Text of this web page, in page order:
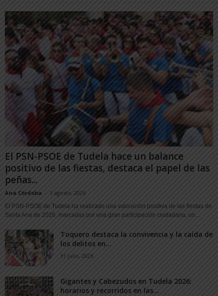
El PSN-PSOE de Tudela hace un balance
positivo de las fiestas, destaca el papel de las
peñas...
Ana Córdoba - 1 agosto, 2026
El PSN-PSOE de Tudela ha realizado una valoración positiva de las fiestas de
Santa Ana de 2026, marcadas por una gran participación ciudadana, un...
Toquero destaca la convivencia y la caída de
los delitos en...
31 julio, 2026
Gigantes y Cabezudos en Tudela 2026:
horarios y recorridos en las...